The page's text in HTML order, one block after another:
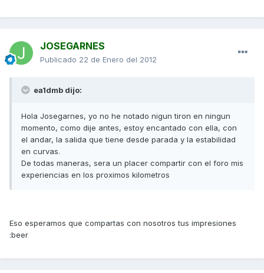
JOSEGARNES
Publicado 22 de Enero del 2012
ea1dmb dijo:
Hola Josegarnes, yo no he notado nigun tiron en ningun
momento, como dije antes, estoy encantado con ella, con
el andar, la salida que tiene desde parada y la estabilidad
en curvas.
De todas maneras, sera un placer compartir con el foro mis
experiencias en los proximos kilometros
Eso esperamos que compartas con nosotros tus impresiones
:beer